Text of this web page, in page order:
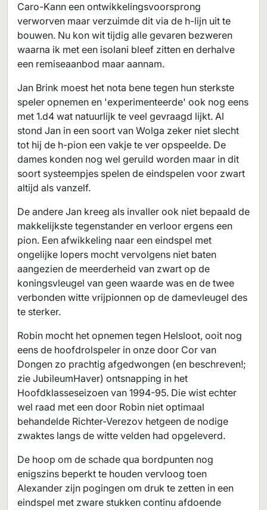
Caro-Kann een ontwikkelingsvoorsprong
verworven maar verzuimde dit via de h-lijn uit te
bouwen. Nu kon wit tijdig alle gevaren bezweren
waarna ik met een isolani bleef zitten en derhalve
een remiseaanbod maar aannam.
Jan Brink moest het nota bene tegen hun sterkste
speler opnemen en 'experimenteerde' ook nog eens
met 1.d4 wat natuurlijk te veel gevraagd lijkt. Al
stond Jan in een soort van Wolga zeker niet slecht
tot hij de h-pion een vakje te ver opspeelde. De
dames konden nog wel geruild worden maar in dit
soort systeempjes spelen de eindspelen voor zwart
altijd als vanzelf.
De andere Jan kreeg als invaller ook niet bepaald de
makkelijkste tegenstander en verloor ergens een
pion. Een afwikkeling naar een eindspel met
ongelijke lopers mocht vervolgens niet baten
aangezien de meerderheid van zwart op de
koningsvleugel van geen waarde was en de twee
verbonden witte vrijpionnen op de damevleugel des
te sterker.
Robin mocht het opnemen tegen Helsloot, ooit nog
eens de hoofdrolspeler in onze door Cor van
Dongen zo prachtig afgedwongen (en beschreven!;
zie JubileumHaver) ontsnapping in het
Hoofdklasseseizoen van 1994-95. Die wist echter
wel raad met een door Robin niet optimaal
behandelde Richter-Verezov hetgeen de nodige
zwaktes langs de witte velden had opgeleverd.
De hoop om de schade qua bordpunten nog
enigszins beperkt te houden vervloog toen
Alexander zijn pogingen om druk te zetten in een
eindspel met zware stukken continu afdoende